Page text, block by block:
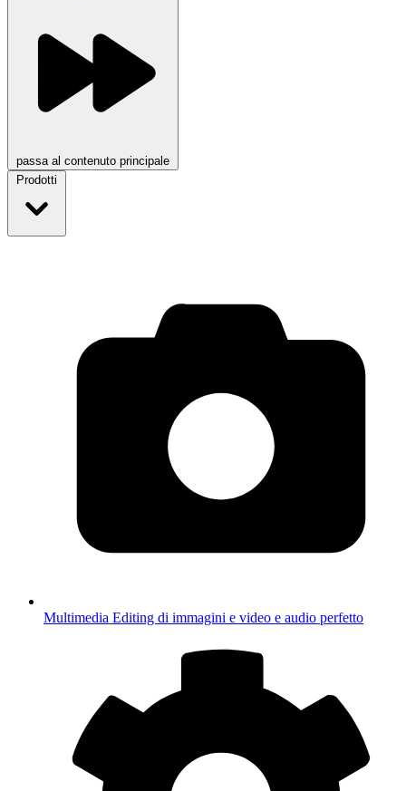
passa al contenuto principale
Prodotti
Multimedia Editing di immagini e video e audio perfetto